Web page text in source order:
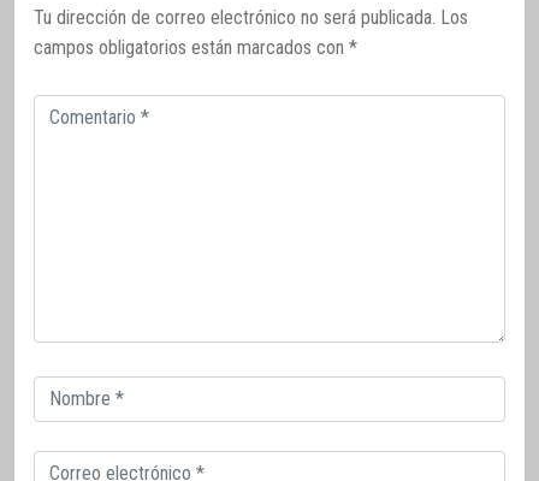
Tu dirección de correo electrónico no será publicada. Los
campos obligatorios están marcados con *
Comentario
Correo
electrónico
Correo